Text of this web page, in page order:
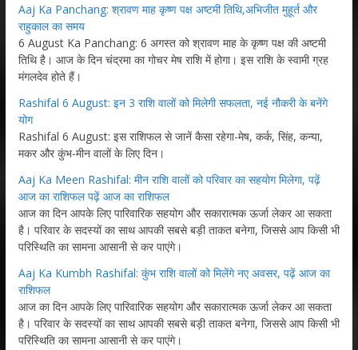
Aaj Ka Panchang: श्रावण माह कृष्ण पक्ष अष्टमी तिथि,अभिजीत मुहूर्त और
राहुकाल का समय
6 August Ka Panchang: 6 अगस्त को श्रावण माह के कृष्ण पक्ष की अष्टमी
तिथि है। आज के दिन चंद्रमा का गोचर मेष राशि में होगा। इस राशि के स्वामी ग्रह
मंगलदेव होते हैं।
Rashifal 6 August: इन 3 राशि वालों को मिलेगी सफलता, नई नौकरी के बनेंगे
योग
Rashifal 6 August: इस राशिफल से जानें कैसा रहेगा-मेष, कर्क, सिंह, कन्या,
मकर और कुंभ-मीन वालों के लिए दिन।
Aaj Ka Meen Rashifal: मीन राशि वालों को परिवार का सहयोग मिलेगा, पढ़ें
आज का राशिफल पढ़ें आज का राशिफल
आज का दिन आपके लिए पारिवारिक सहयोग और सकारात्मक ऊर्जा लेकर आ सकता
है। परिवार के सदस्यों का साथ आपकी सबसे बड़ी ताकत बनेगा, जिससे आप किसी भी
परिस्थिति का सामना आसानी से कर पाएंगे।
Aaj Ka Kumbh Rashifal: कुंभ राशि वालों को मिलेंगे नए अवसर, पढ़ें आज का
राशिफल
आज का दिन आपके लिए पारिवारिक सहयोग और सकारात्मक ऊर्जा लेकर आ सकता
है। परिवार के सदस्यों का साथ आपकी सबसे बड़ी ताकत बनेगा, जिससे आप किसी भी
परिस्थिति का सामना आसानी से कर पाएंगे।